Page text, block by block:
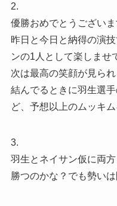
2.
優勝おめでとうございま
昨日と今日と納得の演
ンの1人として楽しませ
次は最高の笑顔が見ら
結んでるときに羽生選
ど、予想以上のムッキ
3.
羽生とネイサン仮に両
勝つのかな？でも勢い